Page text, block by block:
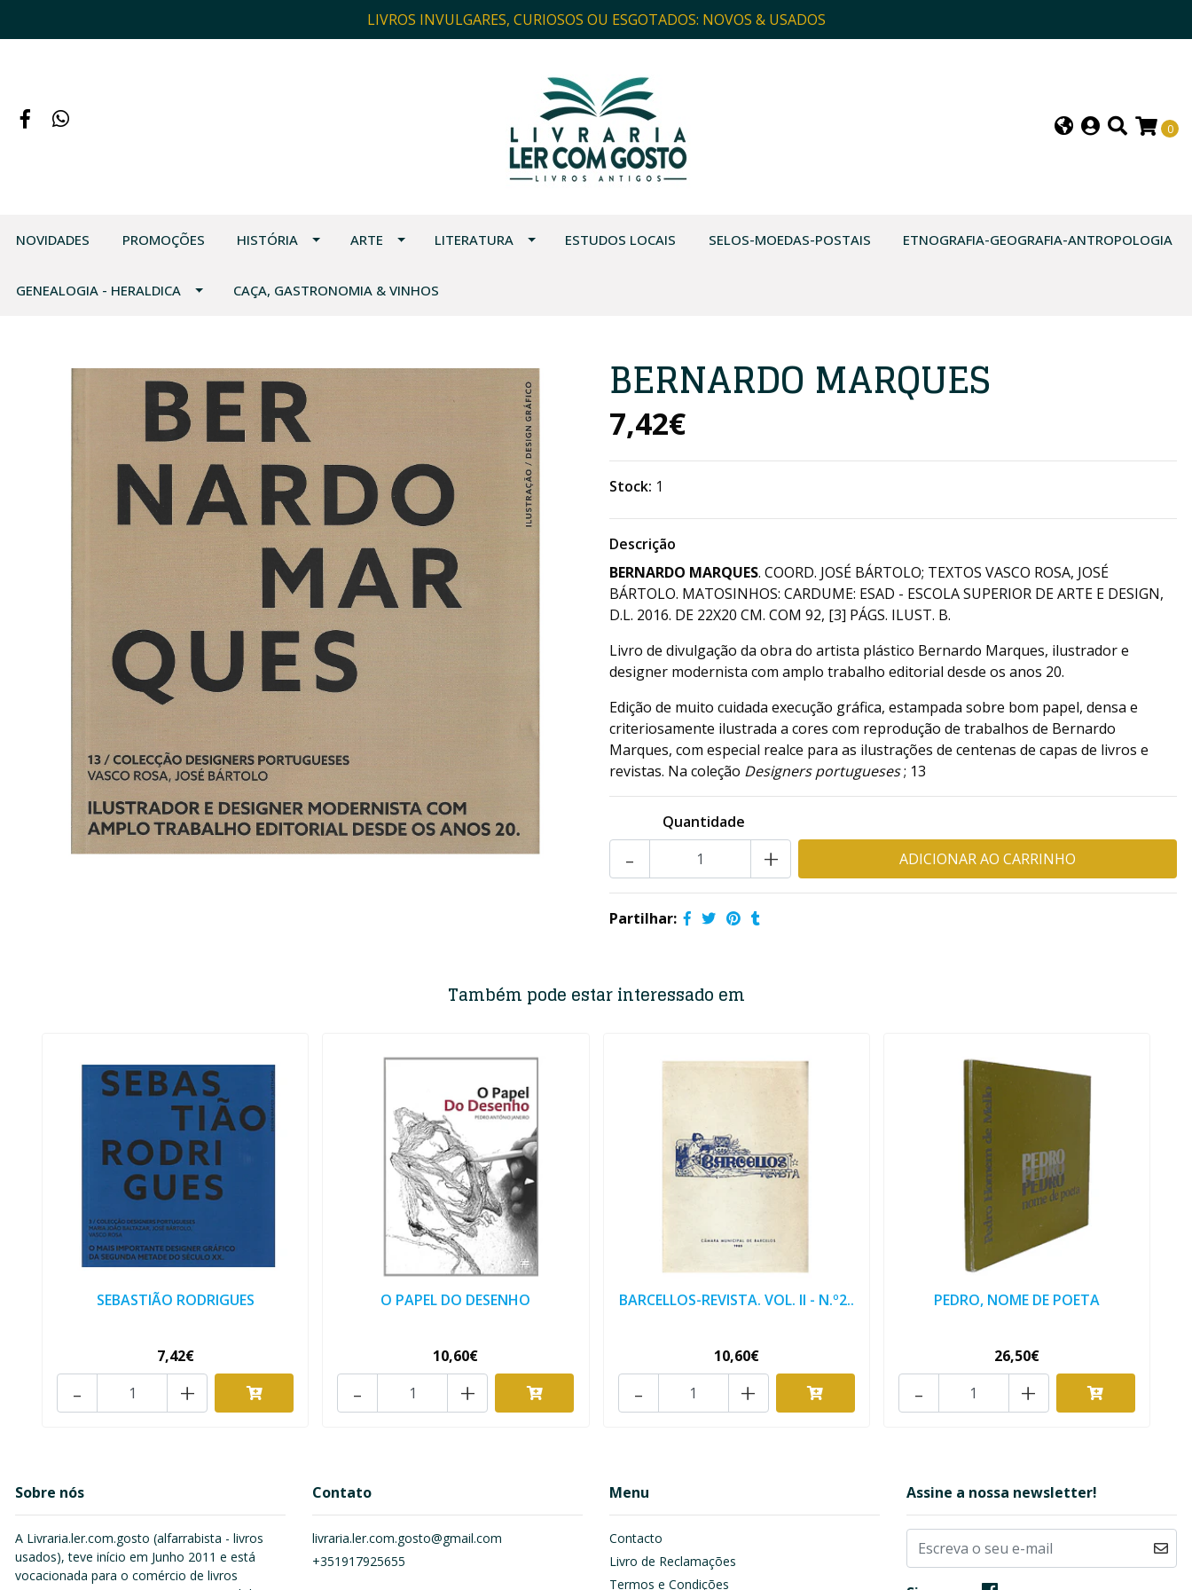
LIVROS INVULGARES, CURIOSOS OU ESGOTADOS: NOVOS & USADOS
0
NOVIDADES PROMOÇÕES HISTÓRIA ARTE LITERATURA ESTUDOS LOCAIS SELOS-MOEDAS-POSTAIS ETNOGRAFIA-GEOGRAFIA-ANTROPOLOGIA
GENEALOGIA - HERALDICA CAÇA, GASTRONOMIA & VINHOS
BERNARDO MARQUES
7,42€
Stock: 1
Descrição
BERNARDO MARQUES. COORD. JOSÉ BÁRTOLO; TEXTOS VASCO ROSA, JOSÉ
BÁRTOLO. MATOSINHOS: CARDUME: ESAD - ESCOLA SUPERIOR DE ARTE E DESIGN,
D.L. 2016. DE 22X20 CM. COM 92, [3] PÁGS. ILUST. B.
Livro de divulgação da obra do artista plástico Bernardo Marques, ilustrador e
designer modernista com amplo trabalho editorial desde os anos 20.
Edição de muito cuidada execução gráfica, estampada sobre bom papel, densa e
criteriosamente ilustrada a cores com reprodução de trabalhos de Bernardo
Marques, com especial realce para as ilustrações de centenas de capas de livros e
revistas. Na coleção Designers portugueses; 13
Quantidade
+
-
Partilhar:
Também pode estar interessado em
SEBASTIÃO RODRIGUES
7,42€
+
-
O PAPEL DO DESENHO
10,60€
+
-
BARCELLOS-REVISTA. VOL. II - N.º2..
10,60€
+
-
PEDRO, NOME DE POETA
26,50€
+
-
Sobre nós
A Livraria.ler.com.gosto (alfarrabista - livros
usados), teve início em Junho 2011 e está
vocacionada para o comércio de livros
Contato
livraria.ler.com.gosto@gmail.com
+351917925655
Menu
Contacto
Livro de Reclamações
Termos e Condições
Assine a nossa newsletter!